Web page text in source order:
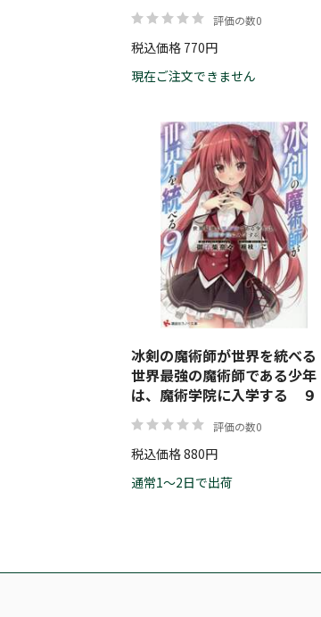
評価の数0
税込価格 770円
現在ご注文できません
冰剣の魔術師が世界を統べる
世界最強の魔術師である少年
は、魔術学院に入学する ９
評価の数0
税込価格 880円
通常1～2日で出荷